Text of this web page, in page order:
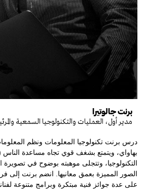
برنت جالوتيرا
مدير أول، العمليات والتكنولوجيا السمعية
درس برنت تكنولوجيا المعلومات ونظم
بهاواي، ويتمتع بشغف قوي تجاه مساعدة الناس
التكنولوجيا، وتتجلى موهبته بوضوح في تصويرة
الصور المميزة بعمق معانيها. انضم برنت
على عدة جوائز فنية مبتكرة وبرامج متنوعة